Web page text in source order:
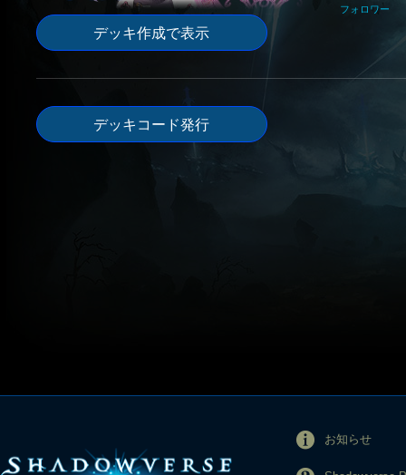
デッキ作成で表示
フォロワー
デッキコード発行
お知らせ